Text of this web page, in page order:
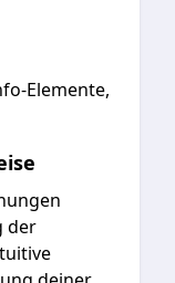
Elemente,
der